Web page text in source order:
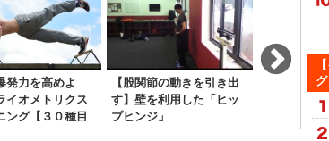
発力を高めよ
イオメトリクス
ング【３０種目
【股関節の動きを引き出
す】壁を利用した「ヒッ
プヒンジ」
【減量や夏
体重を落と
すすめのト
【１０種目】
グ